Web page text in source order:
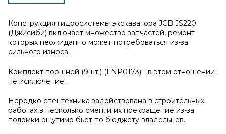
Конструкция гидросистемы экскаватора JCB JS220
(Джисиби) включает множество запчастей, ремонт
которых неожиданно может потребоваться из-за
сильного износа.
Комплект поршней (9шт.) (LNP0173) - в этом отношении
не исключение.
Нередко спецтехника задействована в строительных
работах в несколько смен, и их прекращение из-за
поломки ощутимо бьет по бюджету владельцев.